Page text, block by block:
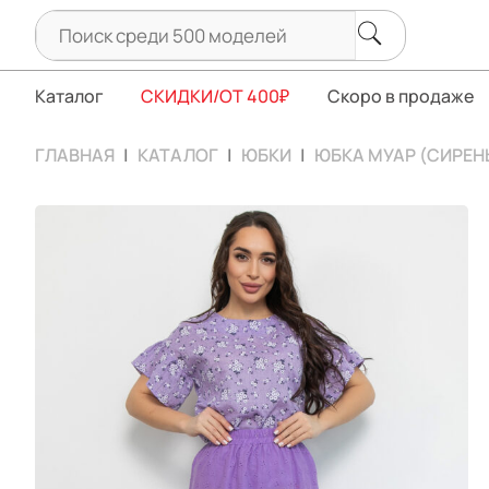
Каталог СКИДКИ/ОТ 400₽ Скоро в продаже
ГЛАВНАЯ КАТАЛОГ ЮБКИ ЮБКА МУАР